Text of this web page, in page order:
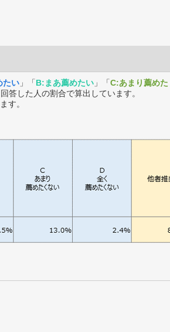
たい 」「B:まあ薦めたい 」「C:あまり薦めた
回答した人の割合で算出しています。
す。